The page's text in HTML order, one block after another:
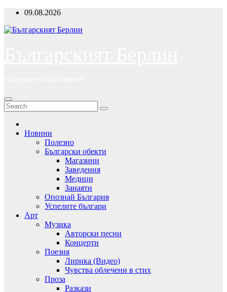
Skip
content
09.08.2026
Новини
Полезно
Български обекти
Магазини
Заведения
Медици
Занаяти
Опознай България
Успелите българи
Арт
Музика
Авторски песни
Концерти
Поезия
Лирика (Видео)
Чувства облечени в стих
Проза
Разкази